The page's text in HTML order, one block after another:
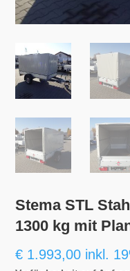
Stema STL
1300 kg mit
€ 1.993,00 inkl.